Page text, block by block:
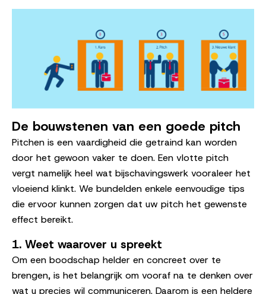
De bouwstenen van een goede pitch
Pitchen is een vaardigheid die getraind kan worden
door het gewoon vaker te doen. Een vlotte pitch
vergt namelijk heel wat bijschavingswerk vooraleer het
vloeiend klinkt. We bundelden enkele eenvoudige tips
die ervoor kunnen zorgen dat uw pitch het gewenste
effect bereikt.
1. Weet waarover u spreekt
Om een boodschap helder en concreet over te
brengen, is het belangrijk om vooraf na te denken over
wat u precies wil communiceren. Daarom is een heldere